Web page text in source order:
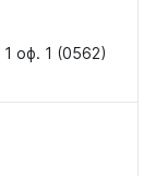
оф. 1 (0562)